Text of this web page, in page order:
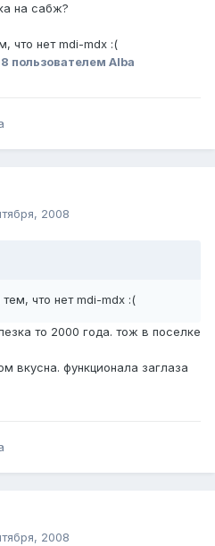
на сабж?
что нет mdi-mdx :(
пользователем Alba
2008
что нет mdi-mdx :(
то 2000 года. тож в поселке
вкусна. функционала заглаза
2008